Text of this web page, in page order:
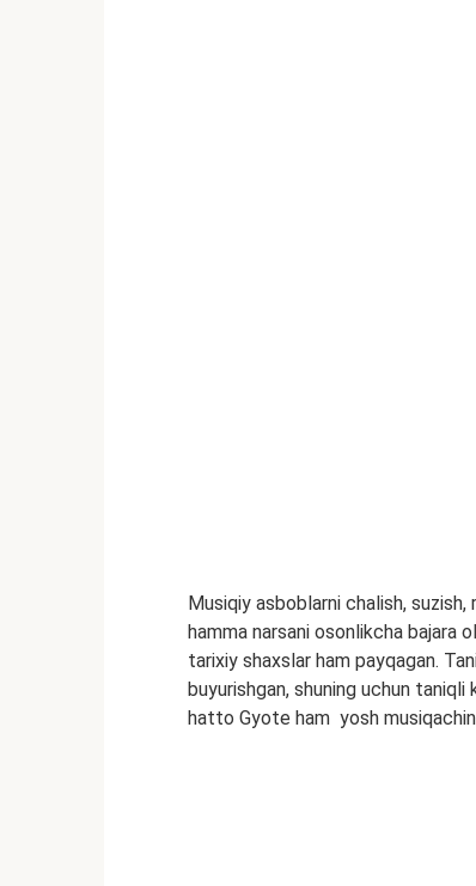
Musiqiy asboblarni chalish,
hamma narsani osonlikcha bajara
tarixiy shaxslar ham payqagan.
buyurishgan, shuning uchun
hatto Gyote ham yosh